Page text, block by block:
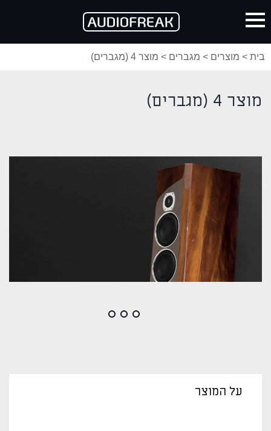
> מוצרים> מגברים> מוצר 4 (מגברים)
מוצר 4 (מגברים)
על המוצר